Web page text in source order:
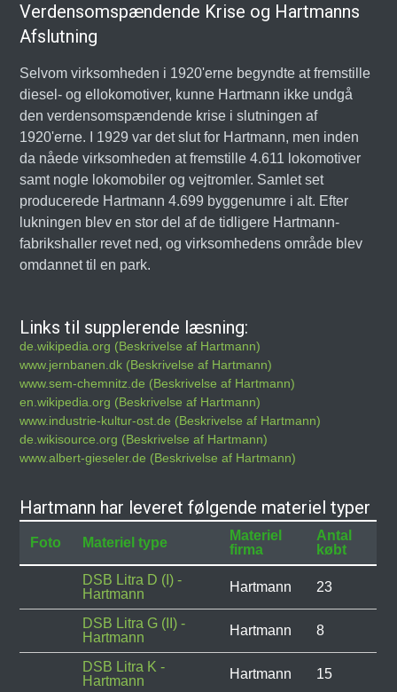
Verdensomspændende Krise og Hartmanns
Afslutning
Selvom virksomheden i 1920'erne begyndte at fremstille
diesel- og ellokomotiver, kunne Hartmann ikke undgå
den verdensomspændende krise i slutningen af
1920'erne. I 1929 var det slut for Hartmann, men inden
da nåede virksomheden at fremstille 4.611 lokomotiver
samt nogle lokomobiler og vejtromler. Samlet set
producerede Hartmann 4.699 byggenumre i alt. Efter
lukningen blev en stor del af de tidligere Hartmann-
fabrikshaller revet ned, og virksomhedens område blev
omdannet til en park.
Links til supplerende læsning:
de.wikipedia.org (Beskrivelse af Hartmann)
www.jernbanen.dk (Beskrivelse af Hartmann)
www.sem-chemnitz.de (Beskrivelse af Hartmann)
en.wikipedia.org (Beskrivelse af Hartmann)
www.industrie-kultur-ost.de (Beskrivelse af Hartmann)
de.wikisource.org (Beskrivelse af Hartmann)
www.albert-gieseler.de (Beskrivelse af Hartmann)
Hartmann har leveret følgende materiel typer
Foto Materiel type
Materiel
firma
Antal
købt
DSB Litra D (I) -
Hartmann
Hartmann 23
DSB Litra G (II) -
Hartmann
Hartmann 8
DSB Litra K -
Hartmann
Hartmann 15